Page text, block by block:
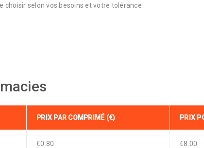
selon vos besoins et votre tolérance :
PRIX PAR COMPRIMÉ (€) PRIX
€0.80 €8.00